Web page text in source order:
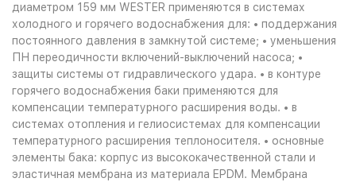
диаметром 159 мм WESTER применяются в системах
холодного и горячего водоснабжения для: • поддержания
постоянного давления в замкнутой системе; • уменьшения
ПН переодичности включений-выключений насоса; •
защиты системы от гидравлического удара. • в контуре
горячего водоснабжения баки применяются для
компенсации температурного расширения воды. • в
системах отопления и гелиосистемах для компенсации
температурного расширения теплоносителя. • основные
элементы бака: корпус из высококачественной стали и
эластичная мембрана из материала EPDM. Мембрана